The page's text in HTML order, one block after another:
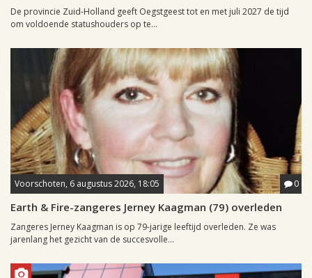
De provincie Zuid-Holland geeft Oegstgeest tot en met juli 2027 de tijd
om voldoende statushouders op te...
Voorschoten, 6 augustus 2026, 18:05 0
Earth & Fire-zangeres Jerney Kaagman (79) overleden
Zangeres Jerney Kaagman is op 79-jarige leeftijd overleden. Ze was
jarenlang het gezicht van de succesvolle...